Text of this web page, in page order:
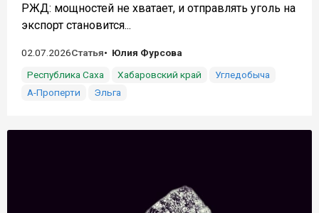
РЖД: мощностей не хватает, и отправлять уголь на
экспорт становится...
02.07.2026Статья
Юлия Фурсова
Республика Саха
Хабаровский край
Угледобыча
А-Проперти
Эльга